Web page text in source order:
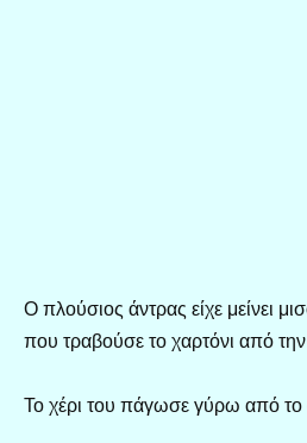
Ο πλούσιος άντρας είχε μείνει
που τραβούσε το χαρτόνι από την
Το χέρι του πάγωσε γύρω από το